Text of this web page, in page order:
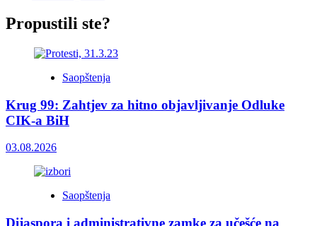
Propustili ste?
Saopštenja
Krug 99: Zahtjev za hitno objavljivanje Odluke
CIK-a BiH
03.08.2026
Saopštenja
Dijaspora i administrativne zamke za učešće na